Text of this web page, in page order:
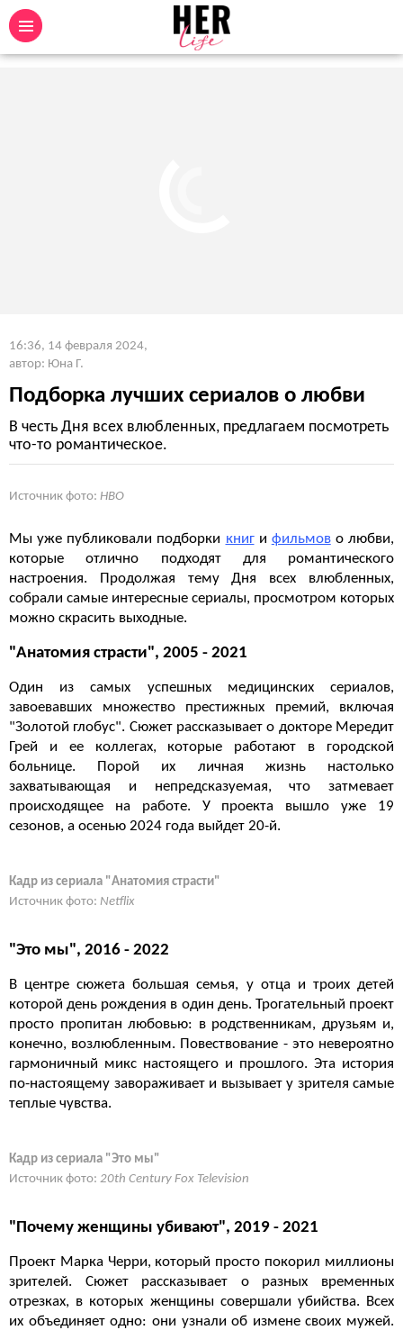
16:36, 14 февраля 2024,
автор: Юна Г.
Подборка лучших сериалов о любви
В честь Дня всех влюбленных, предлагаем посмотреть
что-то романтическое.
Источник фото: HBO
Мы уже публиковали подборки книги фильмово любви,
которые отлично подходят для романтического
настроения. Продолжая тему Дня всех влюбленных,
собрали самые интересные сериалы, просмотром которых
можно скрасить выходные.
"Анатомия страсти", 2005 - 2021
Один из самых успешных медицинских сериалов,
завоевавших множество престижных премий, включая
"Золотой глобус". Сюжет рассказывает о докторе Мередит
Грей и ее коллегах, которые работают в городской
больнице. Порой их личная жизнь настолько
захватывающая и непредсказуемая, что затмевает
происходящее на работе. У проекта вышло уже 19
сезонов, а осенью 2024 года выйдет 20-й.
Кадр из сериала "Анатомия страсти"
Источник фото: Netflix
"Это мы", 2016 - 2022
В центре сюжета большая семья, у отца и троих детей
которой день рождения в один день. Трогательный проект
просто пропитан любовью: в родственникам, друзьям и,
конечно, возлюбленным. Повествование - это невероятно
гармоничный микс настоящего и прошлого. Эта история
по-настоящему завораживает и вызывает у зрителя самые
теплые чувства.
Кадр из сериала "Это мы"
Источник фото: 20th Century Fox Television
"Почему женщины убивают", 2019 - 2021
Проект Марка Черри, который просто покорил миллионы
зрителей. Сюжет рассказывает о разных временных
отрезках, в которых женщины совершали убийства. Всех
их объединяет одно: они узнали об измене своих мужей.